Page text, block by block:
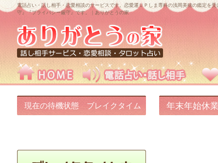
電話占い・話し相手・恋愛相談のサービスです。恋愛運ＵＰしま専科の浅岡美穂の鑑定
守』『プライバシー厳守』です。｜ありがとうの家
年末年始休
現在の待機状態 ブレイクタイム